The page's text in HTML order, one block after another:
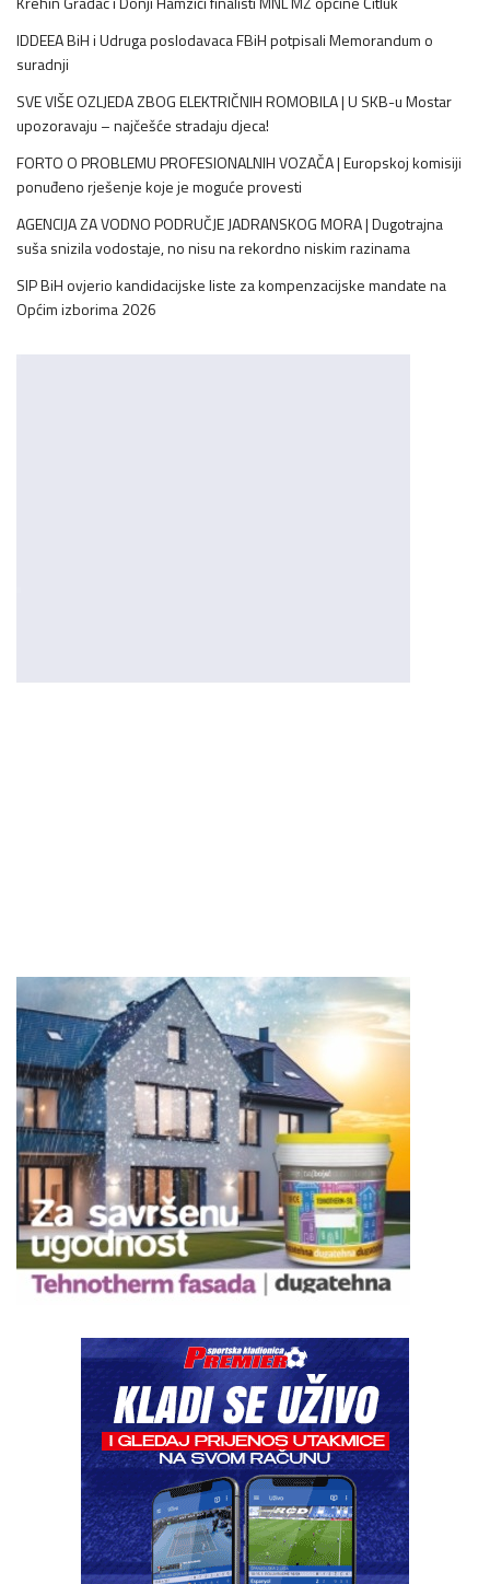
IDDEEA BiH i Udruga poslodavaca FBiH potpisali Memorandum o
suradnji
SVE VIŠE OZLJEDA ZBOG ELEKTRIČNIH ROMOBILA | U SKB-u Mostar
upozoravaju – najčešće stradaju djeca!
FORTO O PROBLEMU PROFESIONALNIH VOZAČA | Europskoj komisiji
ponuđeno rješenje koje je moguće provesti
AGENCIJA ZA VODNO PODRUČJE JADRANSKOG MORA | Dugotrajna
suša snizila vodostaje, no nisu na rekordno niskim razinama
SIP BiH ovjerio kandidacijske liste za kompenzacijske mandate na
Općim izborima 2026